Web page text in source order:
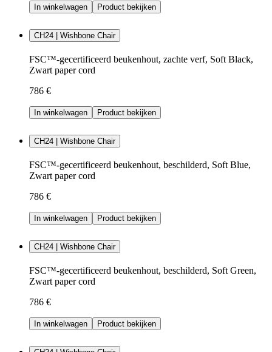
In winkelwagen Product bekijken
CH24 | Wishbone Chair
FSC™-gecertificeerd beukenhout, zachte verf, Soft Black,
Zwart paper cord
786 €
In winkelwagen Product bekijken
CH24 | Wishbone Chair
FSC™-gecertificeerd beukenhout, beschilderd, Soft Blue,
Zwart paper cord
786 €
In winkelwagen Product bekijken
CH24 | Wishbone Chair
FSC™-gecertificeerd beukenhout, beschilderd, Soft Green,
Zwart paper cord
786 €
In winkelwagen Product bekijken